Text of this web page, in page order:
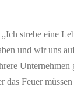
strebe eine
und wir uns
Feuer